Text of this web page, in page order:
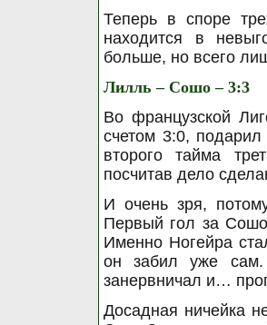
Теперь в споре
находится в
больше, но всего
Лилль – Сошо – 3:3
Во французской
счетом 3:0,
второго тайма
посчитав дело
И очень зря,
Первый гол за
Именно Ногейра
он забил уже сам.
занервничал и…
Досадная ничейка